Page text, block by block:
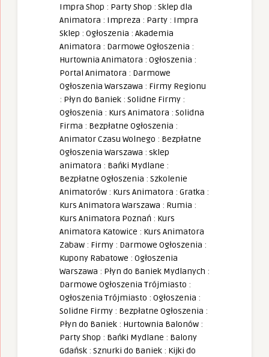
Impra Shop : Party Shop : Sklep dla
Animatora : Impreza : Party : Impra
Sklep : Ogłoszenia : Akademia
Animatora : Darmowe Ogłoszenia :
Hurtownia Animatora : Ogłoszenia :
Portal Animatora : Darmowe
Ogłoszenia Warszawa : Firmy Regionu
: Płyn do Baniek : Solidne Firmy :
Ogłoszenia : Kurs Animatora : Solidna
Firma : Bezpłatne Ogłoszenia :
Animator Czasu Wolnego : Bezpłatne
Ogłoszenia Warszawa : sklep
animatora : Bańki Mydlane :
Bezpłatne Ogłoszenia : Szkolenie
Animatorów : Kurs Animatora : Gratka :
Kurs Animatora Warszawa : Rumia :
Kurs Animatora Poznań : Kurs
Animatora Katowice : Kurs Animatora
Zabaw : Firmy : Darmowe Ogłoszenia :
Kupony Rabatowe : Ogłoszenia
Warszawa : Płyn do Baniek Mydlanych :
Darmowe Ogłoszenia Trójmiasto :
Ogłoszenia Trójmiasto : Ogłoszenia :
Solidne Firmy : Bezpłatne Ogłoszenia :
Płyn do Baniek : Hurtownia Balonów :
Party Shop : Bańki Mydlane : Balony
Gdańsk : Sznurki do Baniek : Kijki do